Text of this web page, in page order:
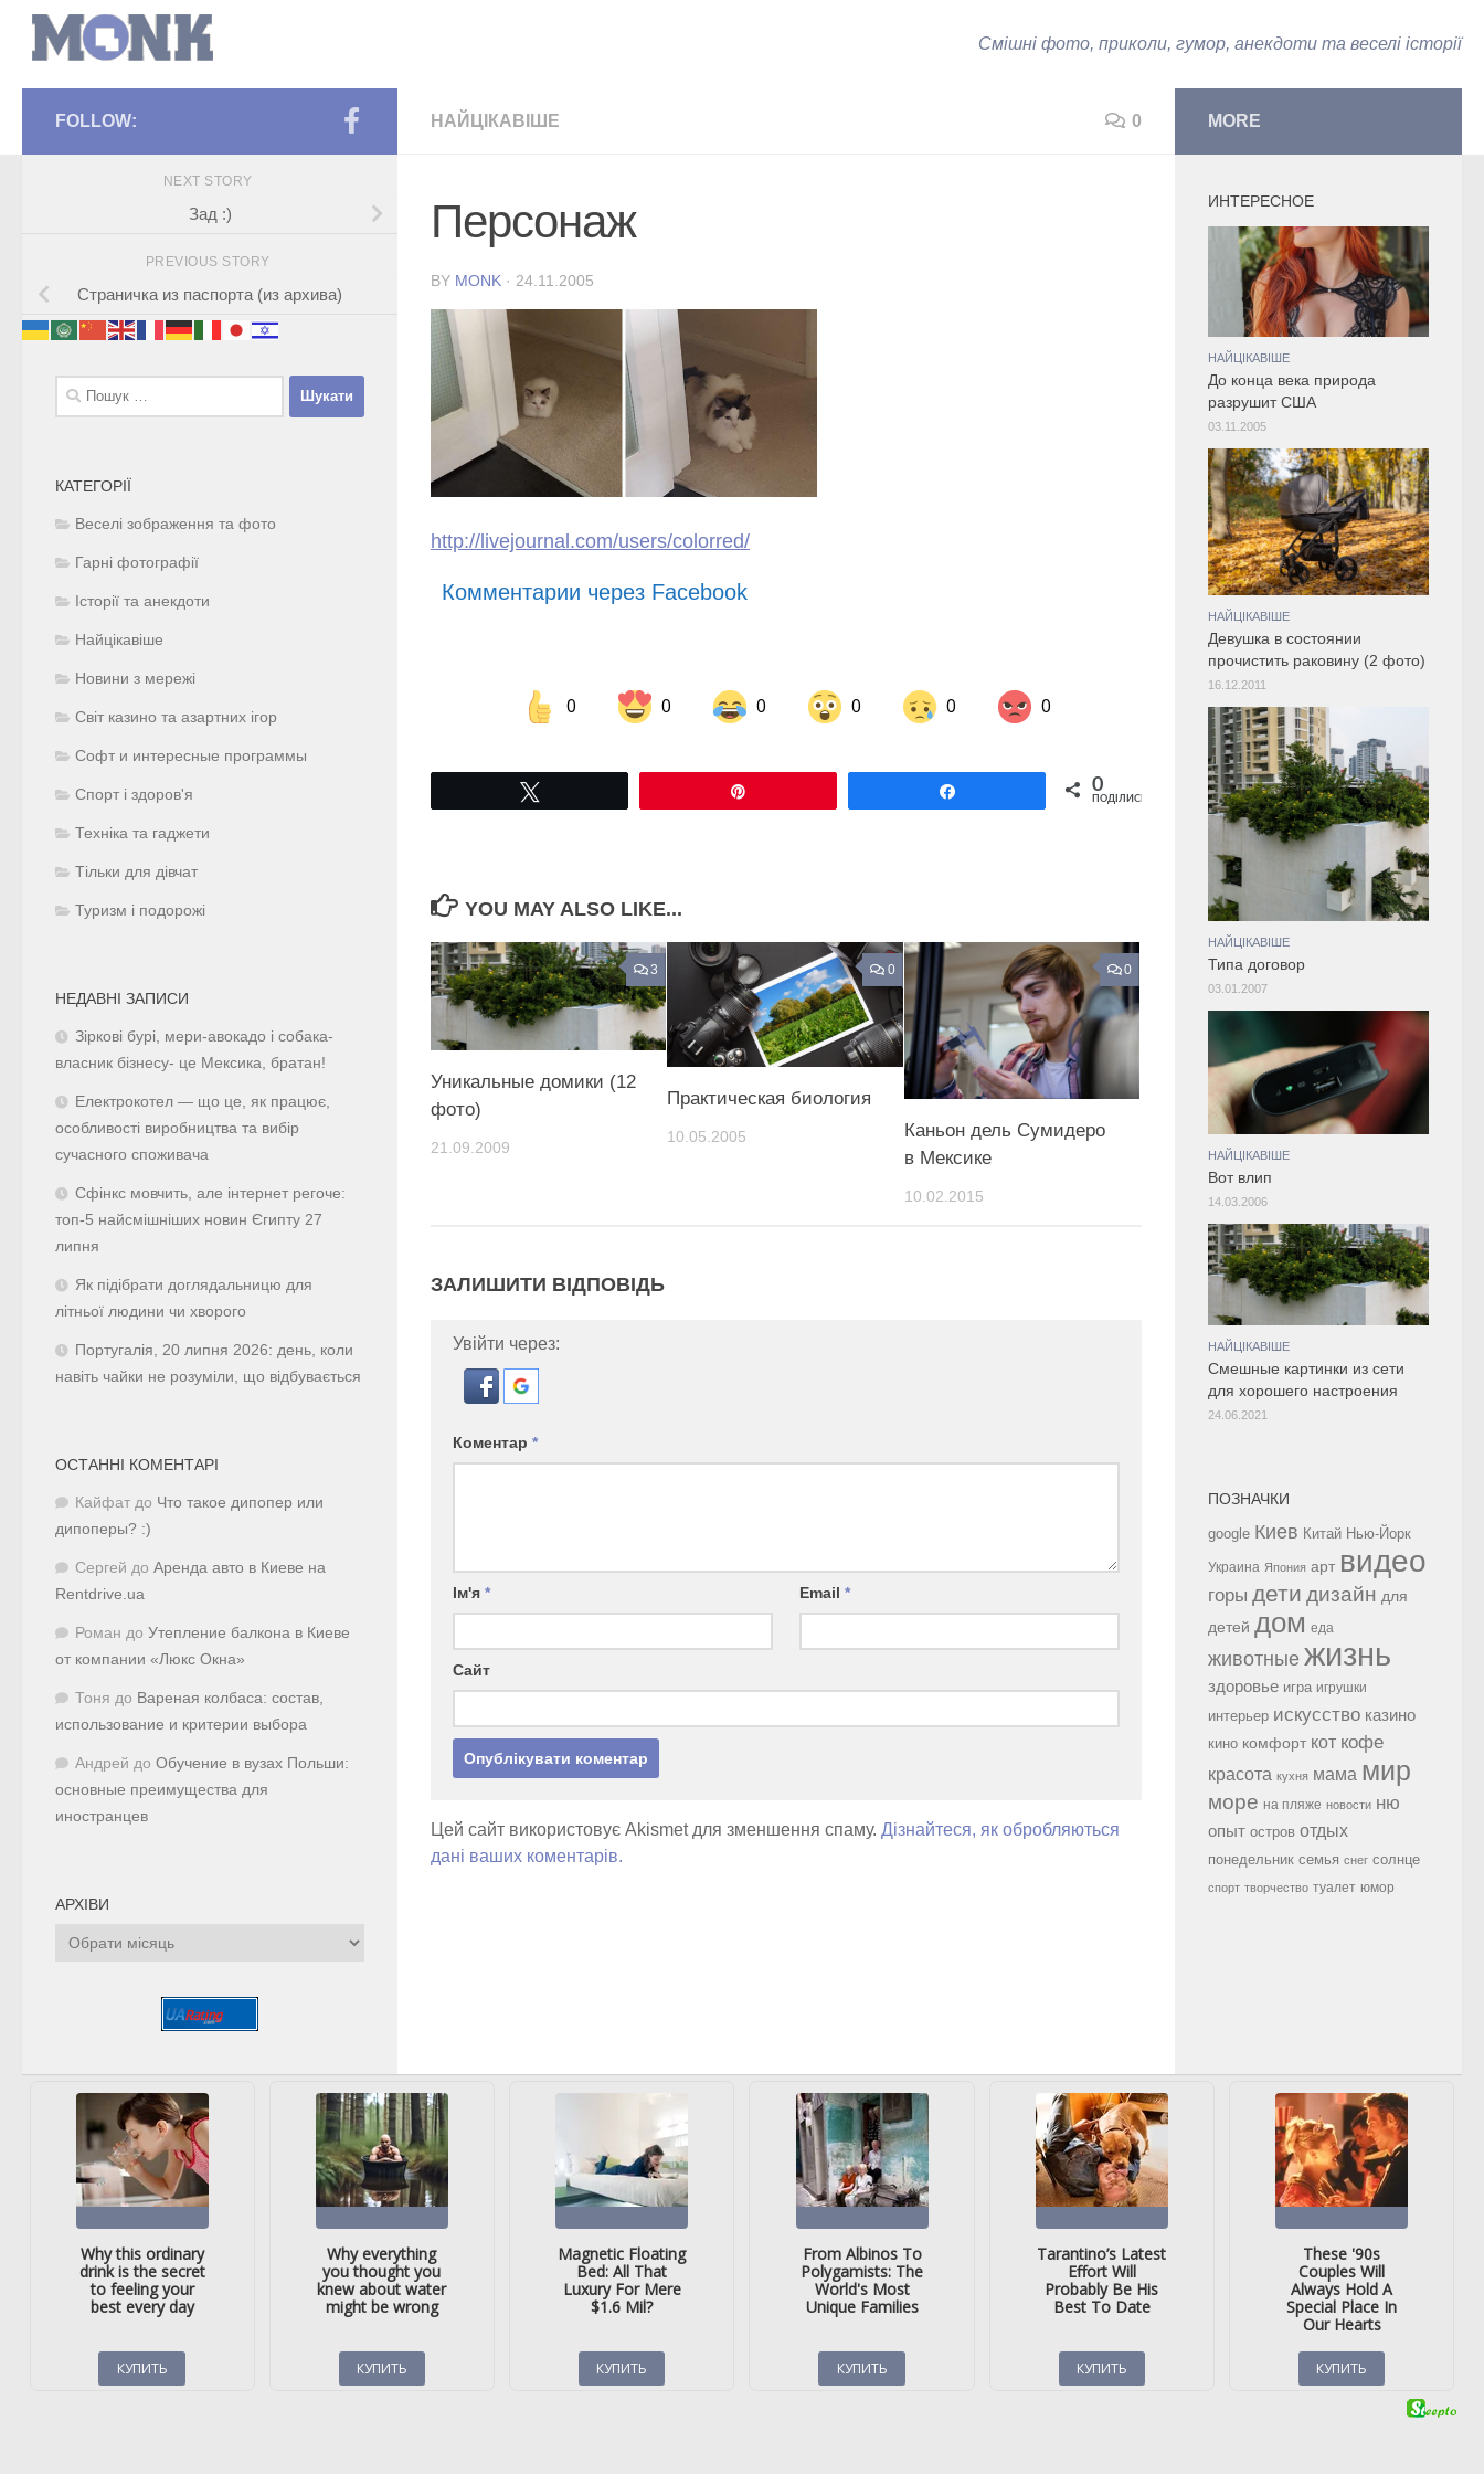
Смішні фото, приколи, гумор, анекдоти та веселі історії
НАЙЦІКАВІШЕ 0
Персонаж
BY MONK · 24.11.2005
http://livejournal.com/users/colorred/
Комментарии через Facebook
0 0 0 0 0 0
Share on Facebook Share on LinkedIn Share on Twitter 0
ПОДІЛИСЬ
YOU MAY ALSO LIKE...
3
Уникальные домики (12
фото)
21.09.2009
0
Практическая биология
10.05.2005
0
Каньон дель Сумидеро
в Мексике
10.02.2015
ЗАЛИШИТИ ВІДПОВІДЬ
Увійти через:
Коментар *
Ім'я * Email*
Сайт
Цей сайт використовує Akismet для зменшення спаму. Дізнайтеся, як обробляються
дані ваших коментарів.
FOLLOW:
NEXT STORY
Зад :)
PREVIOUS STORY
Страничка из паспорта (из архива)
Пошук:
КАТЕГОРІЇ
Веселі зображення та фото
Гарні фотографії
Історії та анекдоти
Найцікавіше
Новини з мережі
Світ казино та азартних ігор
Софт и интересные программы
Спорт і здоров'я
Техніка та гаджети
Тільки для дівчат
Туризм і подорожі
НЕДАВНІ ЗАПИСИ
Зіркові бурі, мери-авокадо і собака-
власник бізнесу- це Мексика, братан!
Електрокотел — що це, як працює,
особливості виробництва та вибір
сучасного споживача
Сфінкс мовчить, але інтернет регоче:
топ-5 найсмішніших новин Єгипту 27
липня
Як підібрати доглядальницю для
літньої людини чи хворого
Португалія, 20 липня 2026: день, коли
навіть чайки не розуміли, що відбувається
ОСТАННІ КОМЕНТАРІ
Кайфат до Что такое дипопер или
дипоперы? :)
Сергей до Аренда авто в Киеве на
Rentdrive.ua
Роман до Утепление балкона в Киеве
от компании «Люкс Окна»
Тоня до Вареная колбаса: состав,
использование и критерии выбора
Андрей до Обучение в вузах Польши:
основные преимущества для
иностранцев
АРХІВИ
Архіви
MORE
ИНТЕРЕСНОЕ
НАЙЦІКАВІШЕ
До конца века природа
разрушит США
03.11.2005
НАЙЦІКАВІШЕ
Девушка в состоянии
прочистить раковину (2 фото)
16.12.2011
НАЙЦІКАВІШЕ
Типа договор
03.01.2007
НАЙЦІКАВІШЕ
Вот влип
14.03.2006
НАЙЦІКАВІШЕ
Смешные картинки из сети
для хорошего настроения
24.06.2021
ПОЗНАЧКИ
google Киев Китай Нью-Йорк
Украина Япония арт видео
горы дети дизайн для
детей дом еда
животные жизнь
здоровье игра игрушки
интерьер искусство казино
кино комфорт кот кофе
красота кухня мама мир
море на пляже новости ню
опыт остров отдых
понедельник семья снег солнце
спорт творчество туалет юмор